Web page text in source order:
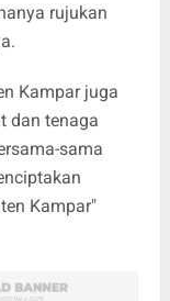
rujukan
Kampar juga
dan tenaga
sama
Kampar"